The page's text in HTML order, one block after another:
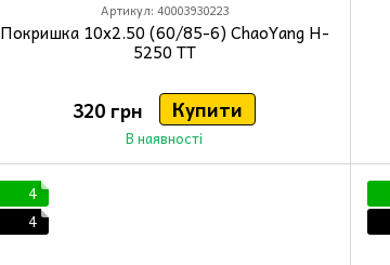
Артикул: 40003930223
Покришка 10x2.50 (60/85-6) ChaoYang H-
5250 TT
320 грн Купити
В наявності
4
4